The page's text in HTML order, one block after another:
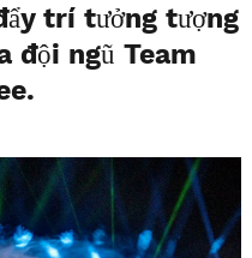
trí tưởng tượng
đội ngũ Team